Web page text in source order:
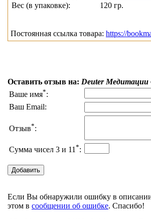
Вес (в упаковке):
120 гр.
Постоянная ссылка товара: https://
Оставить отзыв на: Deuter
Ваше имя*:
Ваш Email:
Отзыв*:
Сумма чисел 3 и 11*:
Если Вы обнаружили ошибку в
этом в сообщении об ошибке. Спасибо!